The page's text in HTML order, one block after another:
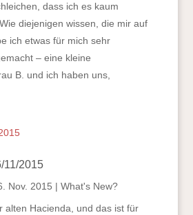
dass ich es kaum
diejenigen wissen, die mir auf
ich etwas für mich sehr
– eine kleine
B. und ich haben uns,
11/2015
Nov. 2015 | What's New?
alten Hacienda, und das ist für